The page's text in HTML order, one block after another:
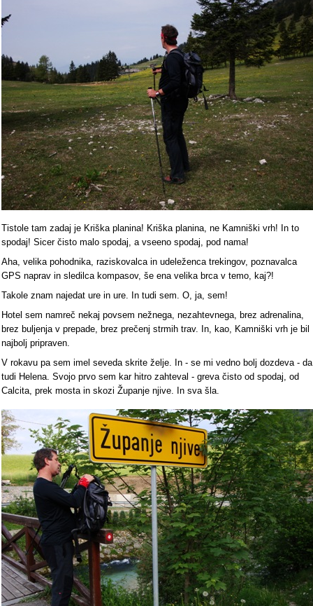
Tistole tam zadaj je Kriška planina! Kriška planina, ne Kamniški vrh! In to
spodaj! Sicer čisto malo spodaj, a vseeno spodaj, pod nama!
Aha, velika pohodnika, raziskovalca in udeleženca trekingov, poznavalca
GPS naprav in sledilca kompasov, še ena velika brca v temo, kaj?!
Takole znam najedat ure in ure. In tudi sem. O, ja, sem!
Hotel sem namreč nekaj povsem nežnega, nezahtevnega, brez adrenalina,
brez buljenja v prepade, brez prečenj strmih trav. In, kao, Kamniški vrh je bil
najbolj pripraven.
V rokavu pa sem imel seveda skrite želje. In - se mi vedno bolj dozdeva - da
tudi Helena. Svojo prvo sem kar hitro zahteval - greva čisto od spodaj, od
Calcita, prek mosta in skozi Županje njive. In sva šla.